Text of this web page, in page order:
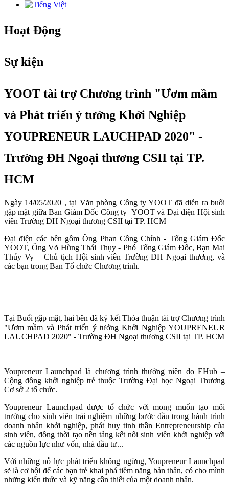
Hoạt Động
Sự kiện
YOOT tài trợ Chương trình "Ươm mầm
và Phát triển ý tưởng Khởi Nghiệp
YOUPRENEUR LAUCHPAD 2020" -
Trường ĐH Ngoại thương CSII tại TP.
HCM
Ngày 14/05/2020 , tại Văn phòng Công ty YOOT đã diễn ra buổi
gặp mặt giữa Ban Giám Đốc Công ty YOOT và Đại diện Hội sinh
viên Trường ĐH Ngoại thương CSII tại TP. HCM
Đại điện các bên gồm Ông Phan Công Chính - Tổng Giám Đốc
YOOT, Ông Võ Hùng Thái Thụy - Phó Tổng Giám Đốc, Bạn Mai
Thúy Vy – Chủ tịch Hội sinh viên Trường ĐH Ngoại thương, và
các bạn trong Ban Tổ chức Chương trình.
Tại Buổi gặp mặt, hai bên đã ký kết Thỏa thuận tài trợ Chương trình
"Ươm mầm và Phát triển ý tưởng Khởi Nghiệp YOUPRENEUR
LAUCHPAD 2020" - Trường ĐH Ngoại thương CSII tại TP. HCM
Youpreneur Launchpad là chương trình thường niên do EHub –
Cộng đồng khởi nghiệp trẻ thuộc Trường Đại học Ngoại Thương
Cơ sở 2 tổ chức.
Youpreneur Launchpad được tổ chức với mong muốn tạo môi
trường cho sinh viên trải nghiệm những bước đầu trong hành trình
doanh nhân khởi nghiệp, phát huy tinh thần Entrepreneurship của
sinh viên, đồng thời tạo nền tảng kết nối sinh viên khởi nghiệp với
các nguồn lực như vốn, nhà đầu tư...
Với những nỗ lực phát triển không ngừng, Youpreneur Launchpad
sẽ là cơ hội để các bạn trẻ khai phá tiềm năng bản thân, có cho mình
những kiến thức và kỹ năng cần thiết của một doanh nhân.